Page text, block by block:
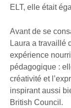
ELT, elle était
Avant de se
Laura a travaillé
expérience
pédagogique :
créativité et
inspirant aussi
British Council.